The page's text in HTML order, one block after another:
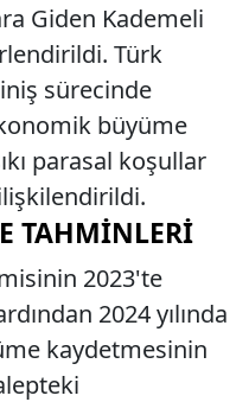
Giden Kademeli
Türk
sürecinde
büyüme
parasal koşullar
TAHMINLERI
2023'te
2024 yılında
kaydetmesinin